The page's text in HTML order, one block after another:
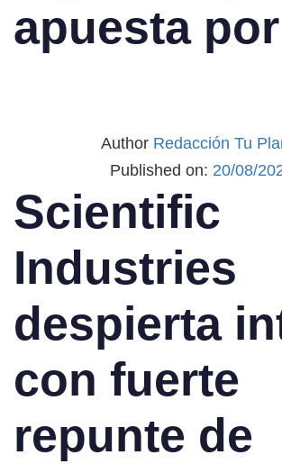
apuesta
Author Redacción Tu
Published on: 20/08/
Scientific
Industries
despierta
con fuerte
repunte de